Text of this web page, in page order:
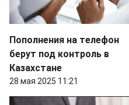
Пополнения на телефон
берут под контроль в
Казахстане
28 мая 2025 11:21